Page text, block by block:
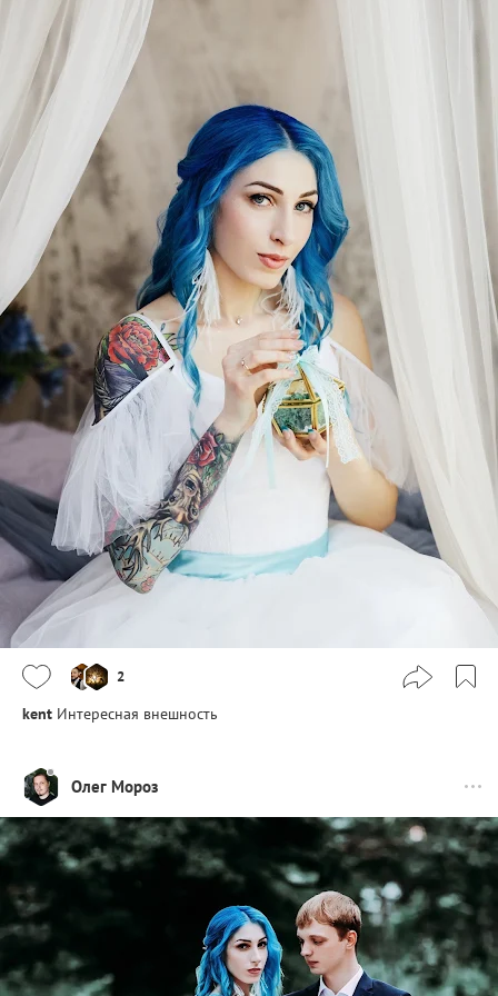
2
kent Интересная внешность
Олег Мороз